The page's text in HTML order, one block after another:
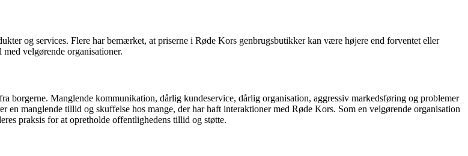
og services. Flere har bemærket, at priserne i Røde Kors genbrugsbutikker kan være højere end forventet eller
velgørende organisationer.
Manglende kommunikation, dårlig kundeservice, dårlig organisation, aggressiv markedsføring og problemer
en manglende tillid og skuffelse hos mange, der har haft interaktioner med Røde Kors. Som en velgørende organisation
praksis for at opretholde offentlighedens tillid og støtte.